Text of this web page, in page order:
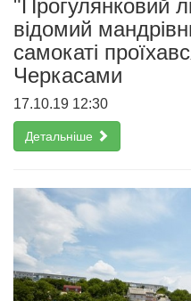
"Прогулянковий
відомий
самокаті
Черкасами
17.10.19 12:30
Детальніше